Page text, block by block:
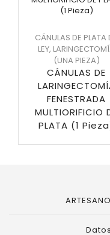
CÁNULAS DE PLATA
LEY,
(UNA PIEZA)
CÁNULAS DE
FENESTRADA
MULTIORIFICIO
PLATA (1